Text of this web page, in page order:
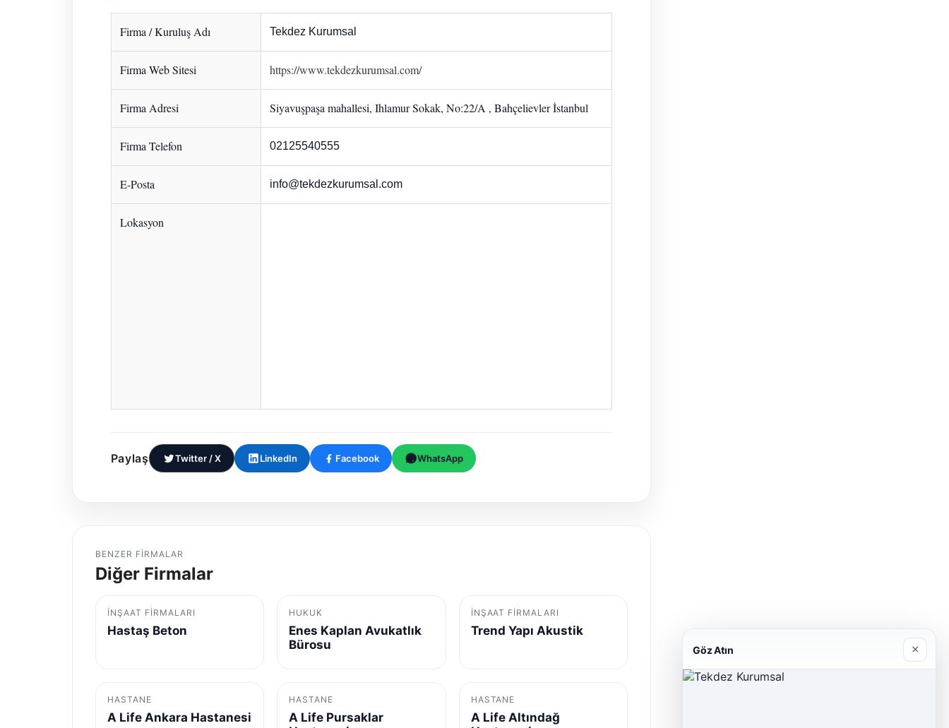
Firma / Kuruluş Adı Tekdez Kurumsal
Firma Web Sitesi https://www.tekdezkurumsal.com/
Firma Adresi Siyavuşpaşa mahallesi, Ihlamur Sokak, No:22/A , Bahçelievler İstanbul
Firma Telefon 02125540555
E-Posta info@tekdezkurumsal.com
Lokasyon
Paylaş Twitter / X LinkedIn Facebook WhatsApp
BENZER FIRMALAR
Diğer Firmalar
İNŞAAT FIRMALARI
Hastaş Beton
HUKUK
Enes Kaplan Avukatlık
Bürosu
İNŞAAT FIRMALARI
Trend Yapı Akustik
HASTANE
A Life Ankara Hastanesi
HASTANE
A Life Pursaklar
HASTANE
A Life Altındağ
Göz Atın ×